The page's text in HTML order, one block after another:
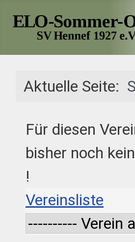
Aktuelle Seite:
Für diesen
bisher noch
!
Vereinsliste